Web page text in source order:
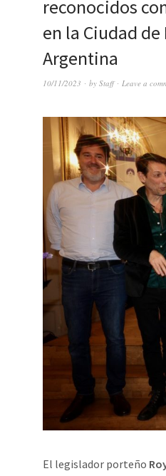
reconocidos
en la Ciudad
Argentina
10/11/2023 by Staff Leave a
El legislador porteño